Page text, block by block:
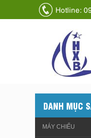
Hotline:
DANH MỤC
MÁY CHIẾU